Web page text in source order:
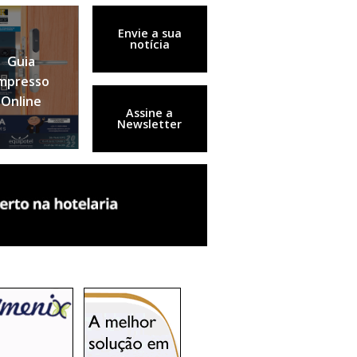
Guia
Online
Envie a sua
notícia
Assine a
Newsletter